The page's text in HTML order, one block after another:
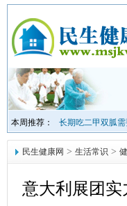
本周推荐： 长期吃二甲双胍
民生健康网 > 生活常识 >
意大利展团